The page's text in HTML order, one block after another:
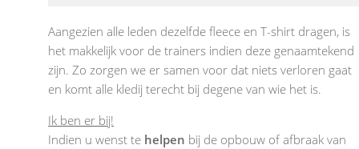
Aangezien alle leden dezelfde fleece en T-shirt dragen, is
het makkelijk voor de trainers indien deze genaamtekend
zijn. Zo zorgen we er samen voor dat niets verloren gaat
en komt alle kledij terecht bij degene van wie het is.
Ik ben er bij!
Indien u wenst te helpen bij de opbouw of afbraak van